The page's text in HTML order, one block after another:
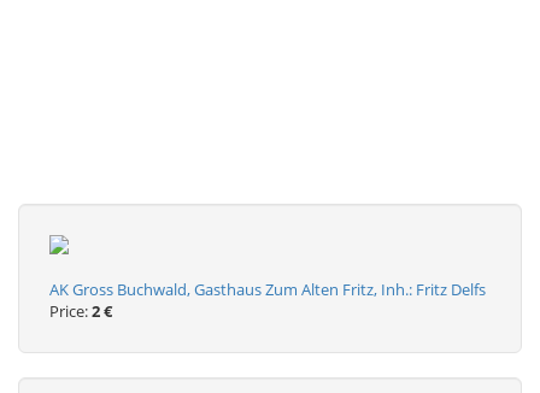
AK Gross Buchwald, Gasthaus Zum Alten Fritz, Inh.: Fritz Delfs
Price:2 €